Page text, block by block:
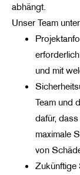
abhängt.
Unser Team
und mit
Team und
dafür,
maximale
von
Zukünftige